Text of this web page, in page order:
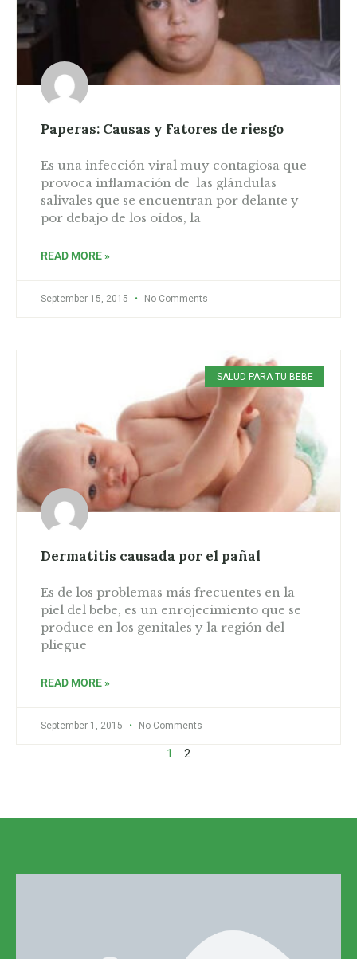
Paperas: Causas y Fatores de riesgo
Es una infección viral muy contagiosa que
provoca inflamación de las glándulas
salivales que se encuentran por delante y
por debajo de los oídos, la
READ MORE »
September 15, 2015 No Comments
SALUD PARA TU BEBE
Dermatitis causada por el pañal
Es de los problemas más frecuentes en la
piel del bebe, es un enrojecimiento que se
produce en los genitales y la región del
pliegue
READ MORE »
September 1, 2015 No Comments
1 2